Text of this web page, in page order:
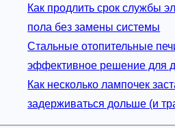
Как продлить срок службы
пола без замены системы
Стальные отопительные
эффективное решение для
Как несколько лампочек
задерживаться дольше (и